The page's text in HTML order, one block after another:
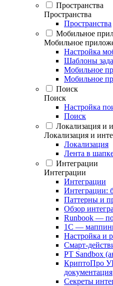
Пространства
Пространства
Пространства
Мобильное
Мобильное
Настройка
Шаблоны
Мобильное
Мобильное
Поиск
Поиск
Настройка
Поиск
Локализация и
Локализация и
Локализация
Лента в
Интеграции
Интеграции
Интеграции
Интеграции:
Паттерны и
Обзор
Runbook —
1С —
Настройка и
Смарт-
PT Sandbox
КриптоПро
документация
Секреты